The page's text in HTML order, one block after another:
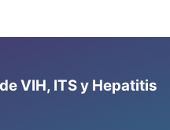
VIH, ITS y Hepatitis